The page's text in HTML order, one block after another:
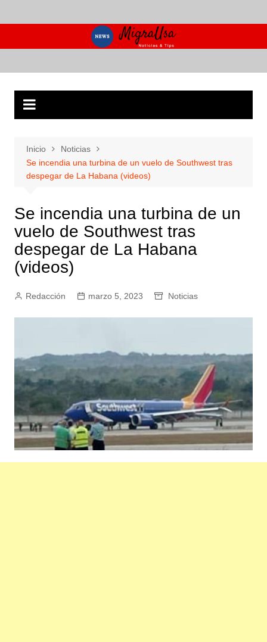
al
Inicio
Noticias
Se incendia una turbina de un vuelo de Southwest tras
despegar de La Habana (videos)
Se incendia una turbina de un
vuelo de Southwest tras
despegar de La Habana
(videos)
Redacción marzo 5, 2023 Noticias